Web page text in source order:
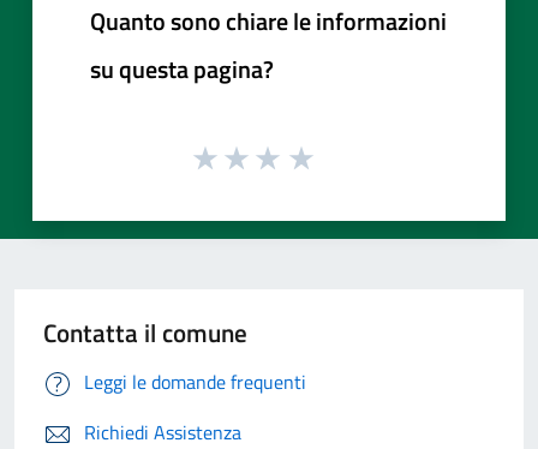
Quanto sono chiare le informazioni
su questa pagina?
Contatta il comune
Leggi le domande frequenti
Richiedi Assistenza